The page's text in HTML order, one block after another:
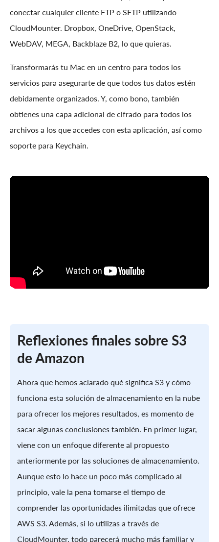
conectar cualquier cliente FTP o SFTP utilizando
CloudMounter. Dropbox, OneDrive, OpenStack,
WebDAV, MEGA, Backblaze B2, lo que quieras.
Transformarás tu Mac en un centro para todos los
servicios para asegurarte de que todos tus datos estén
debidamente organizados. Y, como bono, también
obtienes una capa adicional de cifrado para todos los
archivos a los que accedes con esta aplicación, así como
soporte para Keychain.
Reflexiones finales sobre S3
de Amazon
Ahora que hemos aclarado qué significa S3 y cómo
funciona esta solución de almacenamiento en la nube
para ofrecer los mejores resultados, es momento de
sacar algunas conclusiones también. En primer lugar,
viene con un enfoque diferente al propuesto
anteriormente por las soluciones de almacenamiento.
Aunque esto lo hace un poco más complicado al
principio, vale la pena tomarse el tiempo de
comprender las oportunidades ilimitadas que ofrece
AWS S3. Además, si lo utilizas a través de
CloudMounter, todo parecerá mucho más familiar y